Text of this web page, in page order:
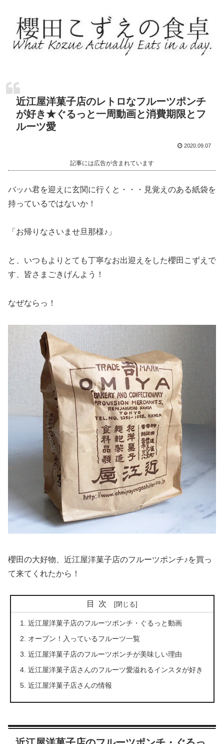
近江屋洋菓子店のレトロなフルーツポンチ
が好き★ぐるっと一周動画と消費期限とフ
ルーツ愛
2020.09.07
記事には広告が含まれています
バッハ君を迎えに玄関に行くと・・・見覚えのある紙袋を
持っているではないか！
「お帰りなさいませ旦那様♪」
と、いつもよりとても丁寧なお出迎えをした櫻田こずえで
す、皆さまごきげんよう！
なぜならっ！
櫻田の大好物、近江屋洋菓子店のフルーツポンチ♪を買っ
て来てくれたから！
目次
近江屋洋菓子店のフルーツポンチ・ぐるっと動画
オープン！入っているフルーツ一覧
近江屋洋菓子店のフルーツポンチが美味しい理由
近江屋洋菓子店さんのフルーツ愛溢れるインスタが好き
近江屋洋菓子店さんの情報